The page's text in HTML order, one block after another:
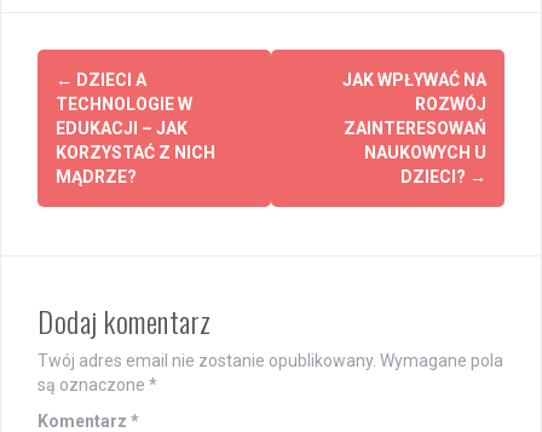
Post
navigation
← DZIECI A
TECHNOLOGIE W
EDUKACJI – JAK
KORZYSTAĆ Z NICH
MĄDRZE?
JAK WPŁYWAĆ NA
ROZWÓJ
ZAINTERESOWAŃ
NAUKOWYCH U
DZIECI? →
Dodaj komentarz
Twój adres email nie zostanie opublikowany. Wymagane pola
są oznaczone *
Komentarz *